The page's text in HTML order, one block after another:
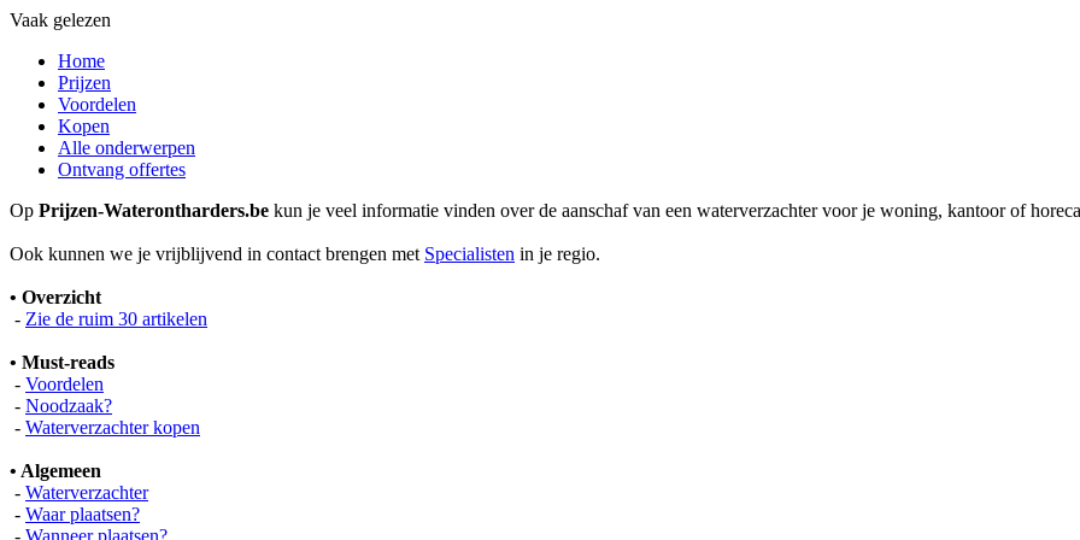
Vaak gelezen
Home
Prijzen
Voordelen
Kopen
Alle onderwerpen
Ontvang offertes
Op Prijzen-Waterontharders.be kun je veel informatie vinden over de aanschaf van een waterverzachter voor je woning, kantoor of
Ook kunnen we je vrijblijvend in contact brengen met Specialisten in je regio.
• Overzicht
- Zie de ruim 30 artikelen
• Must-reads
- Voordelen
- Noodzaak?
- Waterverzachter kopen
• Algemeen
- Waterverzachter
- Waar plaatsen?
- Wanneer plaatsen?